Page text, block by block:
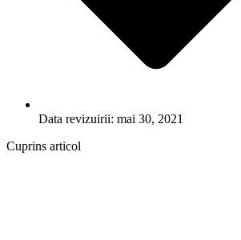
Data revizuirii: mai 30, 2021
Cuprins articol